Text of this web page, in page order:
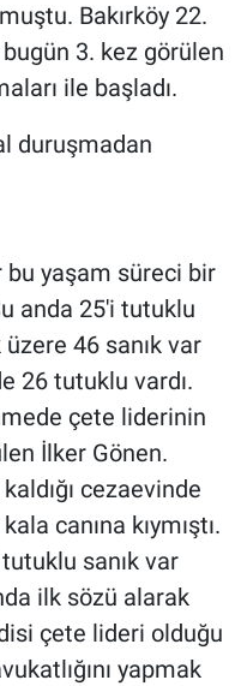
Bakırköy 22.
3. kez görülen
ile başladı.
duruşmadan
bu yaşam süreci bir
anda 25'i tutuklu
46 sanık var
26 tutuklu vardı.
çete liderinin
İlker Gönen.
cezaevinde
canına kıymıştı.
sanık var
ilk sözü alarak
çete lideri olduğu
yapmak